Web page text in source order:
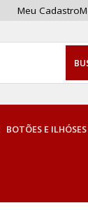
Meu Cadastro
BOTÕES E ILHÓSES